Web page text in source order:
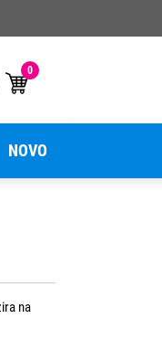
0
NOVO
na